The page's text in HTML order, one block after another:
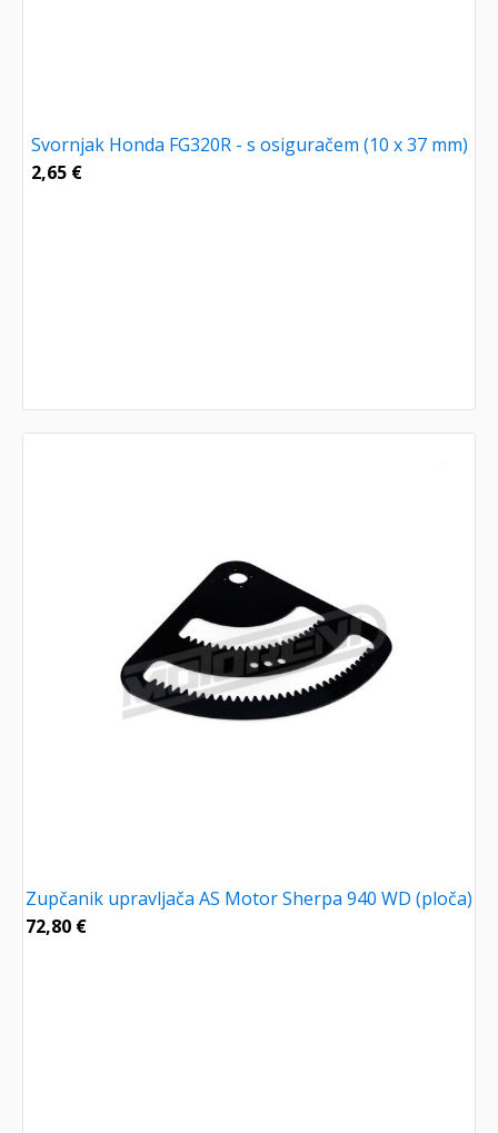
Svornjak Honda FG320R - s osiguračem (10 x 37 mm)
2,65 €
Zupčanik upravljača AS Motor Sherpa 940 WD (ploča)
72,80 €